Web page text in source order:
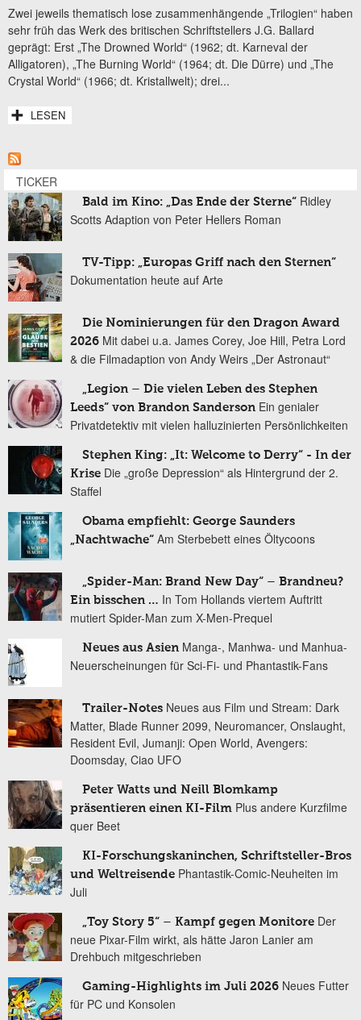
Zwei jeweils thematisch lose zusammenhängende „Trilogien“ haben
sehr früh das Werk des britischen Schriftstellers J.G. Ballard
geprägt: Erst „The Drowned World“ (1962; dt. Karneval der
Alligatoren), „The Burning World“ (1964; dt. Die Dürre) und „The
Crystal World“ (1966; dt. Kristallwelt); drei...
LESEN
TICKER
Bald im Kino: „Das Ende der Sterne“ Ridley
Scotts Adaption von Peter Hellers Roman
TV-Tipp: „Europas Griff nach den Sternen“
Dokumentation heute auf Arte
Die Nominierungen für den Dragon Award
2026 Mit dabei u.a. James Corey, Joe Hill, Petra Lord
& die Filmadaption von Andy Weirs „Der Astronaut“
„Legion – Die vielen Leben des Stephen
Leeds“ von Brandon Sanderson Ein genialer
Privatdetektiv mit vielen halluzinierten Persönlichkeiten
Stephen King: „It: Welcome to Derry“ - In der
Krise Die „große Depression“ als Hintergrund der 2.
Staffel
Obama empfiehlt: George Saunders
„Nachtwache“ Am Sterbebett eines Öltycoons
„Spider-Man: Brand New Day“ – Brandneu?
Ein bisschen … In Tom Hollands viertem Auftritt
mutiert Spider-Man zum X-Men-Prequel
Neues aus Asien Manga-, Manhwa- und Manhua-
Neuerscheinungen für Sci-Fi- und Phantastik-Fans
Trailer-Notes Neues aus Film und Stream: Dark
Matter, Blade Runner 2099, Neuromancer, Onslaught,
Resident Evil, Jumanji: Open World, Avengers:
Doomsday, Ciao UFO
Peter Watts und Neill Blomkamp
präsentieren einen KI-Film Plus andere Kurzfilme
quer Beet
KI-Forschungskaninchen, Schriftsteller-Bros
und Weltreisende Phantastik-Comic-Neuheiten im
Juli
„Toy Story 5“ – Kampf gegen Monitore Der
neue Pixar-Film wirkt, als hätte Jaron Lanier am
Drehbuch mitgeschrieben
Gaming-Highlights im Juli 2026 Neues Futter
für PC und Konsolen